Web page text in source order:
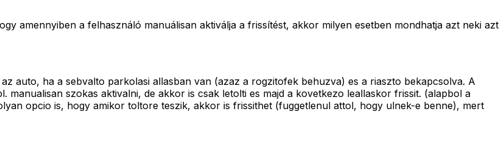
amennyiben a felhasználó manuálisan aktiválja a frissítést, akkor milyen esetben mondhatja azt neki azt
auto, ha a sebvalto parkolasi allasban van (azaz a rogzitofek behuzva) es a riaszto bekapcsolva. A
manualisan szokas aktivalni, de akkor is csak letolti es majd a kovetkezo leallaskor frissit. (alapbol a
opcio is, hogy amikor toltore teszik, akkor is frissithet (fuggetlenul attol, hogy ulnek-e benne), mert